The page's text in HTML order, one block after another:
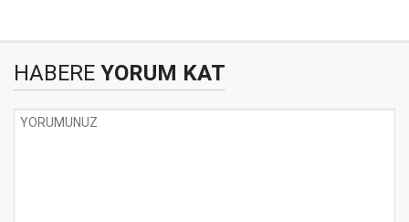
HABERE YORUM KAT